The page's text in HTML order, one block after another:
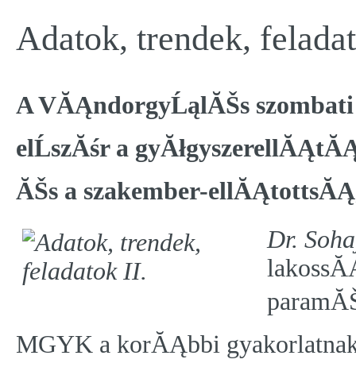
Adatok, trendek,
A VĂĄndorgyĹąlĂŠs
elĹszĂśr a
ĂŠs a szakember-
Dr.
MGYK a korĂĄbbi gyakorlatnak